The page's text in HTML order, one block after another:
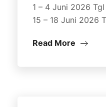
1 – 4 Juni 2026
15 – 18 Juni 2026
Read More